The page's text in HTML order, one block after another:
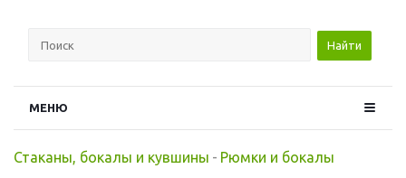
Найти
МЕНЮ
Стаканы, бокалы и кувшины - Рюмки и бокалы